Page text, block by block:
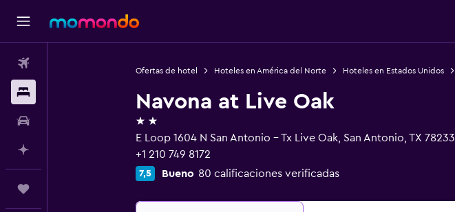
Ofertas de hotel Hoteles en América del Norte Hoteles en Estados Unidos
Navona at Live Oak
2 estrellas
E Loop 1604 N San Antonio - Tx Live Oak, San Antonio, TX 78233
+1 210 749 8172
7,5 Bueno 80 calificaciones verificadas